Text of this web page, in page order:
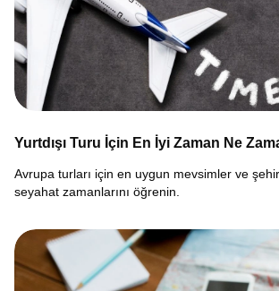
Yurtdışı Turu İçin En İyi Zaman Ne
Avrupa turları için en uygun mevsimler ve
seyahat zamanlarını öğrenin.